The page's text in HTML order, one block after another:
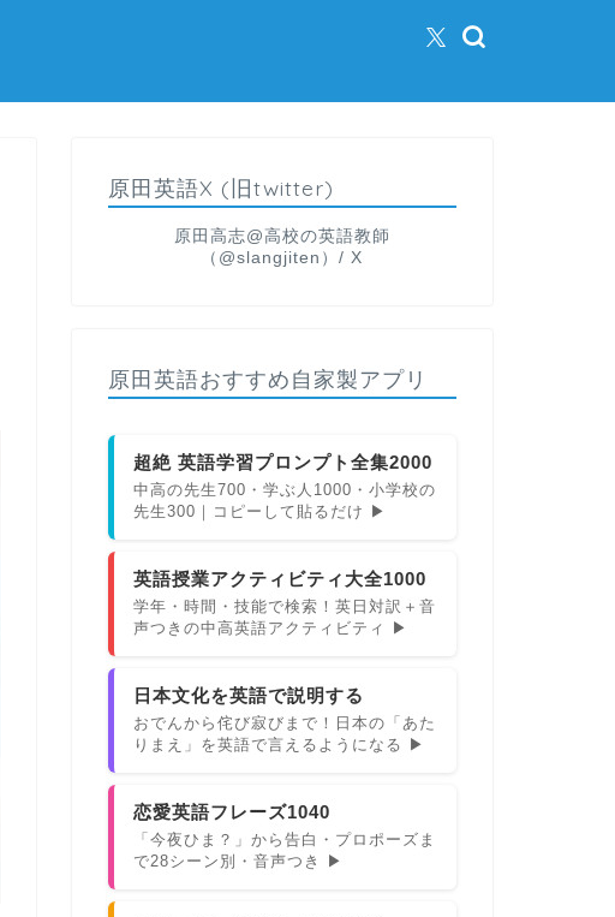
原田英語X (旧twitter)
原田高志@高校の英語教師
（@slangjiten）/ X
原田英語おすすめ自家製アプリ
超絶 英語学習プロンプト全集2000
中高の先生700・学ぶ人1000・小学校の
先生300｜コピーして貼るだけ ▶
英語授業アクティビティ大全1000
学年・時間・技能で検索！英日対訳＋音
声つきの中高英語アクティビティ ▶
日本文化を英語で説明する
おでんから侘び寂びまで！日本の「あた
りまえ」を英語で言えるようになる ▶
恋愛英語フレーズ1040
「今夜ひま？」から告白・プロポーズま
で28シーン別・音声つき ▶